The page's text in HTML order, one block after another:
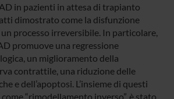
in pazienti in attesa di trapianto
dimostrato come la disfunzione
processo irreversibile. In particolare,
promuove una regressione
un miglioramento della
contrattile, una riduzione delle
e dell’apoptosi. L’insieme di questi
“rimodellamento inverso”, è stato